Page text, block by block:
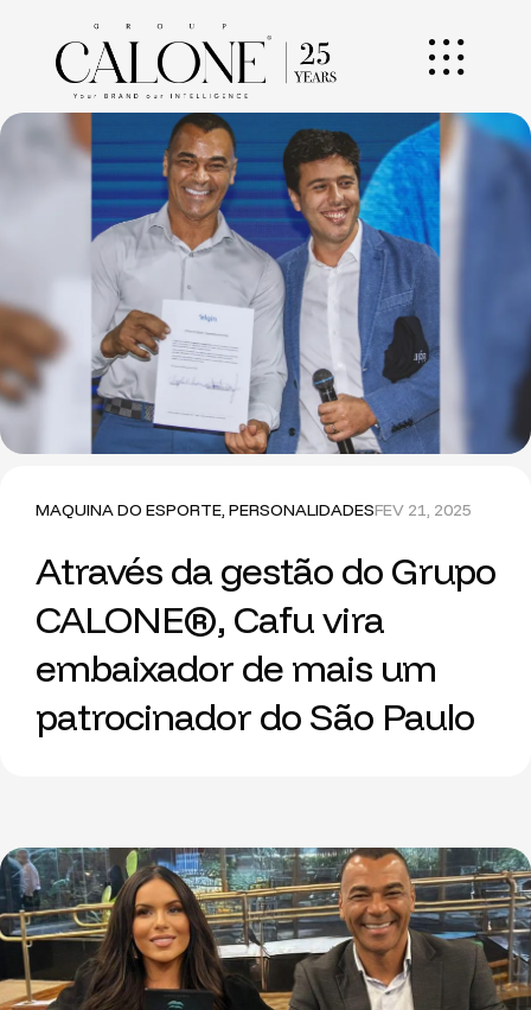
MAQUINA DO ESPORTE, PERSONALIDADESFEV 21, 2025
Através da gestão do Grupo
CALONE®, Cafu vira
embaixador de mais um
patrocinador do São Paulo